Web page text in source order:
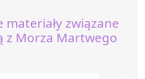
materiały związane
z Morza Martwego